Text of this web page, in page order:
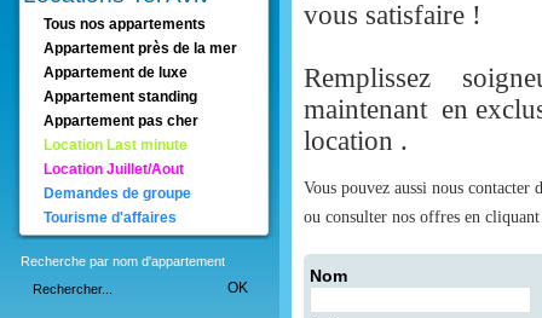
Tous nos appartements
Appartement près de la mer
Appartement de luxe
Appartement standing
Appartement pas cher
Location Last minute
Location Juillet/Aout
Demandes de groupe
Tourisme d'affaires
Recherche par nom d'appartement
OK
vous satisfaire !
Remplissez
maintenant en
location .
Vous pouvez aussi nous contacter
ou consulter nos offres en
Nom